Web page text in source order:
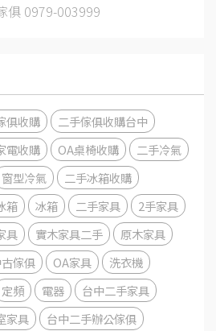
俱 0979-003999
俱收購
二手傢俱收購台中
電收購 OA桌椅收購
二手冷氣
窗型冷氣
二手冰箱收購
箱 冰箱 二手家具
2手家具
具 實木家具二手
原木家具
傢俱 OA家具
洗衣機
定頻 電器
台中二手家具
家具
台中二手辦公傢俱